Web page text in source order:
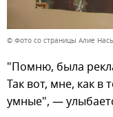
© Фото со страницы Алие
"Помню, была
Так вот, мне, как в
умные", —